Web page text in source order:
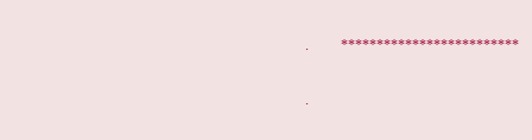
. *************************